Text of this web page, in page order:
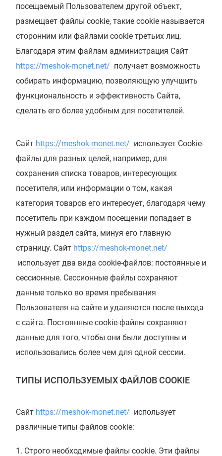
посещаемый Пользователем другой объект,
размещает файлы cookie, такие cookie называется
сторонним или файлами cookie третьих лиц.
Благодаря этим файлам администрация Сайт
https://meshok-monet.net/ получает возможность
собирать информацию, позволяющую улучшить
функциональность и эффективность Сайта,
сделать его более удобным для посетителей.
Сайт https://meshok-monet.net/ использует Cookie-
файлы для разных целей, например, для
сохранения списка товаров, интересующих
посетителя, или информации о том, какая
категория товаров его интересует, благодаря чему
посетитель при каждом посещении попадает в
нужный раздел сайта, минуя его главную
страницу. Сайт https://meshok-monet.net/
использует два вида cookie-файлов: постоянные и
сессионные. Сессионные файлы сохраняют
данные только во время пребывания
Пользователя на сайте и удаляются после выхода
с сайта. Постоянные cookie-файлы сохраняют
данные для того, чтобы они были доступны и
использовались более чем для одной сессии.
ТИПЫ ИСПОЛЬЗУЕМЫХ ФАЙЛОВ COOKIE
Сайт https://meshok-monet.net/ использует
различные типы файлов cookie:
Строго необходимые файлы cookie. Эти файлы